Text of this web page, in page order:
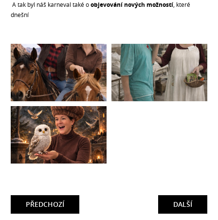
A tak byl náš karneval také oobjevování nových možností , které
dnešní
DALŠÍ
PŘEDCHOZÍ